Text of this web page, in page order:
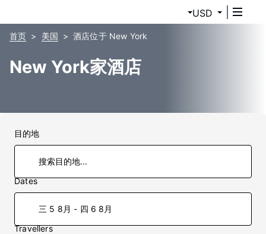
USD
首页 美国 酒店位于 New York
New York家酒店
目的地
Dates
三 5 8月 - 四 6 8月
Travellers